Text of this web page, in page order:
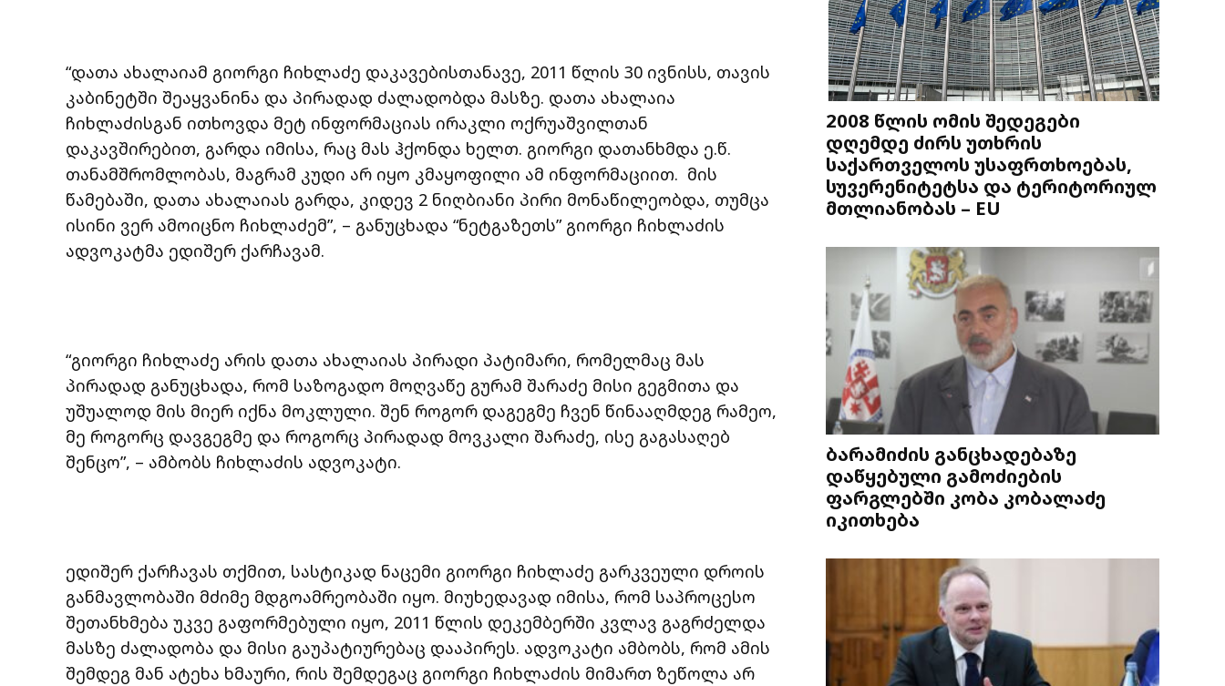
“დათა ახალაიამ გიორგი ჩიხლაძე დაკავებისთანავე, 2011 წლის 30 ივნისს, თავის
კაბინეტში შეაყვანინა და პირადად ძალადობდა მასზე. დათა ახალაია
ჩიხლაძისგან ითხოვდა მეტ ინფორმაციას ირაკლი ოქრუაშვილთან
დაკავშირებით, გარდა იმისა, რაც მას ჰქონდა ხელთ. გიორგი დათანხმდა ე.წ.
თანამშრომლობას, მაგრამ კუდი არ იყო კმაყოფილი ამ ინფორმაციით. მის
წამებაში, დათა ახალაიას გარდა, კიდევ 2 ნიღბიანი პირი მონაწილეობდა, თუმცა
ისინი ვერ ამოიცნო ჩიხლაძემ”, – განუცხადა “ნეტგაზეთს” გიორგი ჩიხლაძის
ადვოკატმა ედიშერ ქარჩავამ.
“გიორგი ჩიხლაძე არის დათა ახალაიას პირადი პატიმარი, რომელმაც მას
პირადად განუცხადა, რომ საზოგადო მოღვაწე გურამ შარაძე მისი გეგმითა და
უშუალოდ მის მიერ იქნა მოკლული. შენ როგორ დაგეგმე ჩვენ წინააღმდეგ რამეო,
მე როგორც დავგეგმე და როგორც პირადად მოვკალი შარაძე, ისე გაგასაღებ
შენცო”, – ამბობს ჩიხლაძის ადვოკატი.
ედიშერ ქარჩავას თქმით, სასტიკად ნაცემი გიორგი ჩიხლაძე გარკვეული დროის
განმავლობაში მძიმე მდგოამრეობაში იყო. მიუხედავად იმისა, რომ საპროცესო
შეთანხმება უკვე გაფორმებული იყო, 2011 წლის დეკემბერში კვლავ გაგრძელდა
მასზე ძალადობა და მისი გაუპატიურებაც დააპირეს. ადვოკატი ამბობს, რომ ამის
შემდეგ მან ატეხა ხმაური, რის შემდეგაც გიორგი ჩიხლაძის მიმართ ზეწოლა არ
2008 წლის ომის შედეგები
დღემდე ძირს უთხრის
საქართველოს უსაფრთხოებას,
სუვერენიტეტსა და ტერიტორიულ
მთლიანობას – EU
ბარამიძის განცხადებაზე
დაწყებული გამოძიების
ფარგლებში კობა კობალაძე
იკითხება